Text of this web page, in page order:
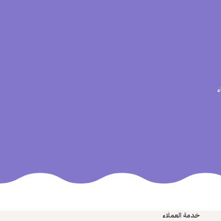
خدمة العملاء